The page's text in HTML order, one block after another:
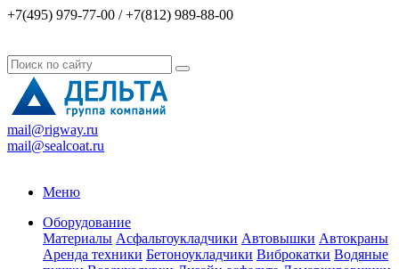
+7(495) 979-77-00 / +7(812) 989-88-00
mail@rigway.ru
mail@sealcoat.ru
Меню
Оборудование
Материалы Асфальтоукладчики Автовышки Автокраны
Аренда техники Бетоноукладчики Виброкатки Водяные